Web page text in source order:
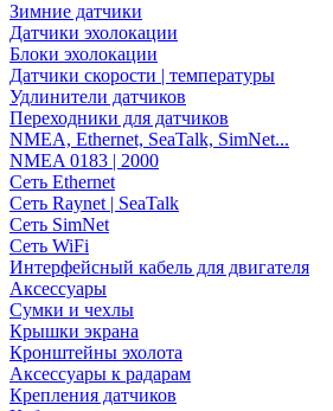
Зимние датчики
Датчики эхолокации
Блоки эхолокации
Датчики скорости | температуры
Удлинители датчиков
Переходники для датчиков
NMEA, Ethernet, SeaTalk, SimNet...
NMEA 0183 | 2000
Сеть Ethernet
Сеть Raynet | SeaTalk
Сеть SimNet
Сеть WiFi
Интерфейсный кабель для двигателя
Аксессуары
Сумки и чехлы
Крышки экрана
Кронштейны эхолота
Аксессуары к радарам
Крепления датчиков